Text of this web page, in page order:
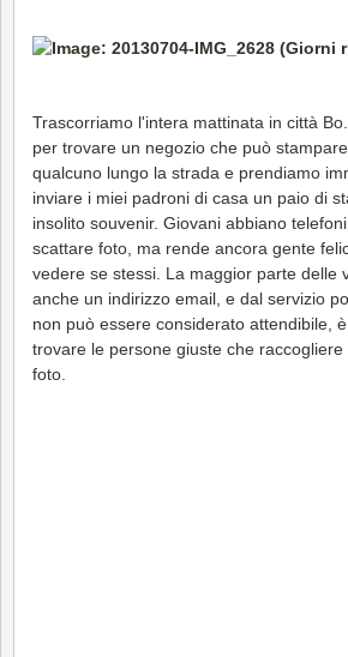
Trascorriamo l'intera mattinata in città
per trovare un negozio che può
qualcuno lungo la strada e prendiamo
inviare i miei padroni di casa un paio di
insolito souvenir. Giovani abbiano
scattare foto, ma rende ancora gente
vedere se stessi. La maggior parte delle
anche un indirizzo email, e dal servizio
non può essere considerato attendibile,
trovare le persone giuste che
foto.